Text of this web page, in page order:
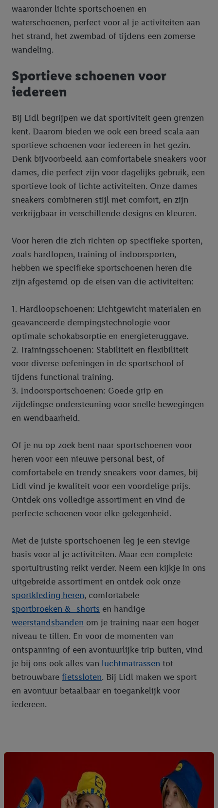
waaronder lichte sportschoenen en
waterschoenen, perfect voor al je activiteiten aan
het strand, het zwembad of tijdens een zomerse
wandeling.
Sportieve schoenen voor
iedereen
Bij Lidl begrijpen we dat sportiviteit geen grenzen
kent. Daarom bieden we ook een breed scala aan
sportieve schoenen voor iedereen in het gezin.
Denk bijvoorbeeld aan comfortabele sneakers voor
dames, die perfect zijn voor dagelijks gebruik, een
sportieve look of lichte activiteiten. Onze dames
sneakers combineren stijl met comfort, en zijn
verkrijgbaar in verschillende designs en kleuren.
Voor heren die zich richten op specifieke sporten,
zoals hardlopen, training of indoorsporten,
hebben we specifieke sportschoenen heren die
zijn afgestemd op de eisen van die activiteiten:
1. Hardloopschoenen: Lichtgewicht materialen en
geavanceerde dempingstechnologie voor
optimale schokabsorptie en energieteruggave.
2. Trainingsschoenen: Stabiliteit en flexibiliteit
voor diverse oefeningen in de sportschool of
tijdens functional training.
3. Indoorsportschoenen: Goede grip en
zijdelingse ondersteuning voor snelle bewegingen
en wendbaarheid.
Of je nu op zoek bent naar sportschoenen voor
heren voor een nieuwe personal best, of
comfortabele en trendy sneakers voor dames, bij
Lidl vind je kwaliteit voor een voordelige prijs.
Ontdek ons volledige assortiment en vind de
perfecte schoenen voor elke gelegenheid.
Met de juiste sportschoenen leg je een stevige
basis voor al je activiteiten. Maar een complete
sportuitrusting reikt verder. Neem een kijkje in ons
uitgebreide assortiment en ontdek ook onze
sportkleding heren, comfortabele
sportbroeken & -shorts en handige
weerstandsbanden om je training naar een hoger
niveau te tillen. En voor de momenten van
ontspanning of een avontuurlijke trip buiten, vind
je bij ons ook alles van luchtmatrassen tot
betrouwbare fietssloten. Bij Lidl maken we sport
en avontuur betaalbaar en toegankelijk voor
iedereen.